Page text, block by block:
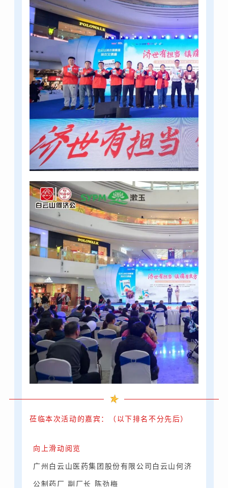
莅临本次活动的嘉宾：（以下排名不分先后）
向上滑动阅览
广州白云山医药集团股份有限公司白云山何济
公制药厂 副厂长 陈劲梅